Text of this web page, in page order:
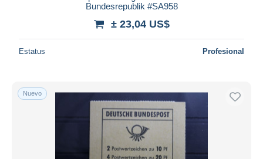
Bundesrepublik #SA958
± 23,04 US$
Estatus Profesional
Nuevo